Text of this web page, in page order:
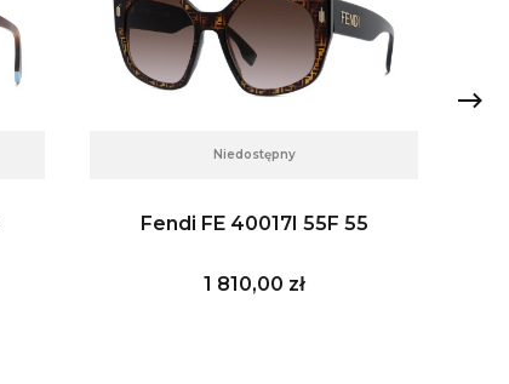
Niedostępny
Fendi FE 40017I 55F 55
Cena
1 810,00 zł